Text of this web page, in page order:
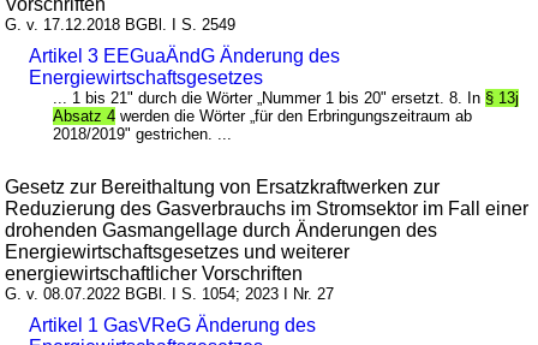
G. v. 17.12.2018 BGBl. I S. 2549
Artikel 3 EEGuaÄndG Änderung des
Energiewirtschaftsgesetzes
... 1 bis 21" durch die Wörter „Nummer 1 bis 20" ersetzt. 8. In § 13j
Absatz 4 werden die Wörter „für den Erbringungszeitraum ab
2018/2019" gestrichen. ...
Gesetz zur Bereithaltung von Ersatzkraftwerken zur
Reduzierung des Gasverbrauchs im Stromsektor im Fall einer
drohenden Gasmangellage durch Änderungen des
Energiewirtschaftsgesetzes und weiterer
energiewirtschaftlicher Vorschriften
G. v. 08.07.2022 BGBl. I S. 1054; 2023 I Nr. 27
Artikel 1 GasVReG Änderung des